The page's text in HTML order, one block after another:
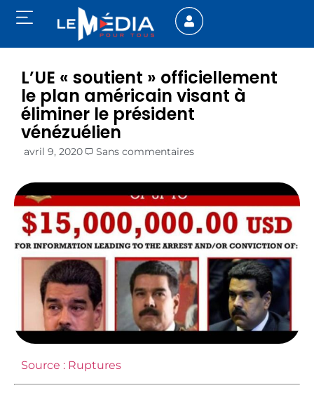
L’UE « soutient » officiellement
le plan américain visant à
éliminer le président
vénézuélien
avril 9, 2020 Sans commentaires
Source : Ruptures